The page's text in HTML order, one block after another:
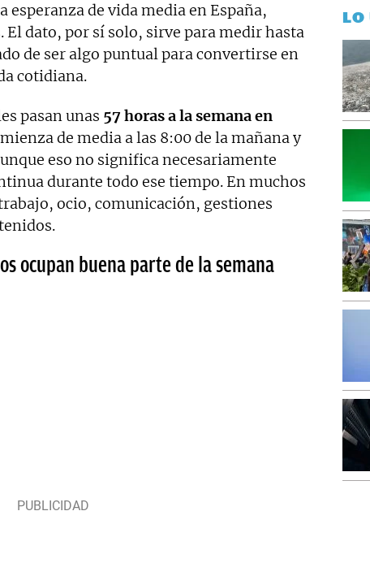
esperanza de vida media en España,
El dato, por sí solo, sirve para medir hasta
de ser algo puntual para convertirse en
cotidiana.
pasan unas 57 horas a la semana en
de media a las 8:00 de la mañana y
eso no significa necesariamente
durante todo ese tiempo. En muchos
ocio, comunicación, gestiones
ocupan buena parte de la semana
LO